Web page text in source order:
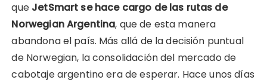
INCRUST
AR
que JetSmart se hace cargo de las rutas de
Norwegian Argentina, que de esta manera
abandona el país. Más allá de la decisión puntual
de Norwegian, la consolidación del mercado de
cabotaje argentino era de esperar. Hace unos días